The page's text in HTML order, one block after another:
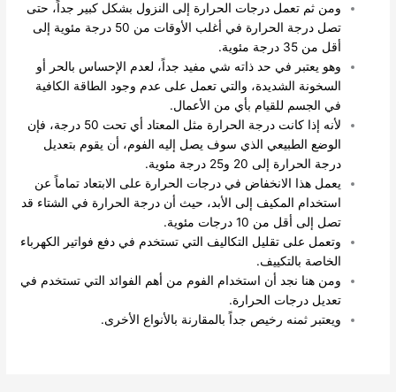
ومن ثم تعمل درجات الحرارة إلى النزول بشكل كبير جداً، حتى
تصل درجة الحرارة في أغلب الأوقات من 50 درجة مئوية إلى
أقل من 35 درجة مئوية.
وهو يعتبر في حد ذاته شي مفيد جداً، لعدم الإحساس بالحر أو
السخونة الشديدة، والتي تعمل على عدم وجود الطاقة الكافية
في الجسم للقيام بأي من الأعمال.
لأنه إذا كانت درجة الحرارة مثل المعتاد أي تحت 50 درجة، فإن
الوضع الطبيعي الذي سوف يصل إليه الفوم، أن يقوم بتعديل
درجة الحرارة إلى 20 و25 درجة مئوية.
يعمل هذا الانخفاض في درجات الحرارة على الابتعاد تماماً عن
استخدام المكيف إلى الأبد، حيث أن درجة الحرارة في الشتاء قد
تصل إلى أقل من 10 درجات مئوية.
وتعمل على تقليل التكاليف التي تستخدم في دفع فواتير الكهرباء
الخاصة بالتكييف.
ومن هنا نجد أن استخدام الفوم من أهم الفوائد التي تستخدم في
تعديل درجات الحرارة.
ويعتبر ثمنه رخيص جداً بالمقارنة بالأنواع الأخرى.